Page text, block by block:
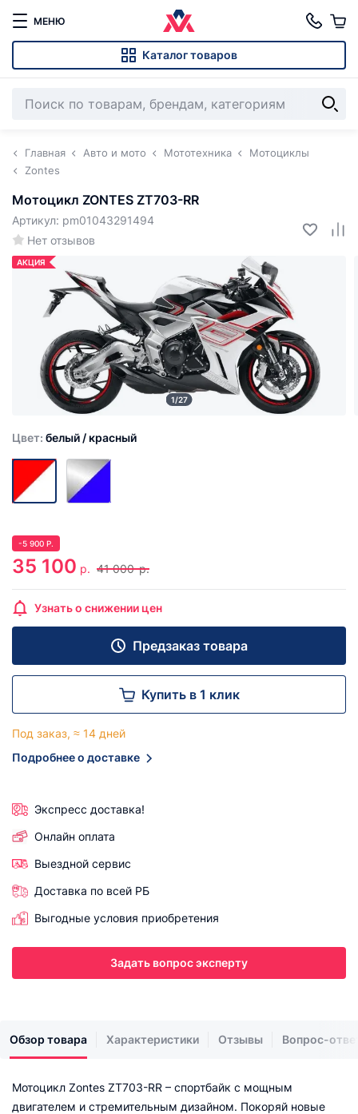
МЕНЮ
Каталог товаров
Главная Авто и мото Мототехника
Мотоциклы
Zontes
Мотоцикл ZONTES ZT703-RR
Нет отзывов
Артикул: pm01043291494
АКЦИЯ
1/27
Цвет: белый / красный
-5 900 Р.
35 100 р. 41 000 р.
Узнать о снижении цен
Предзаказ товара
Купить в 1 клик
Под заказ, ≈ 14 дней
Подробнее о доставке
Экспресс доставка!
Онлайн оплата
Выездной сервис
Доставка по всей РБ
Выгодные условия приобретения
Задать вопрос эксперту
Обзор товара Характеристики Отзывы Вопрос-
Мотоцикл Zontes ZT703-RR – спортбайк с мощным
двигателем и стремительным дизайном. Покоряй новые